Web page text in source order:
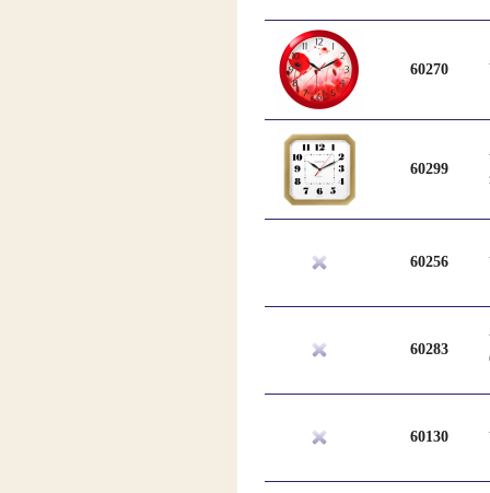
60270
60299
60256
60283
60130